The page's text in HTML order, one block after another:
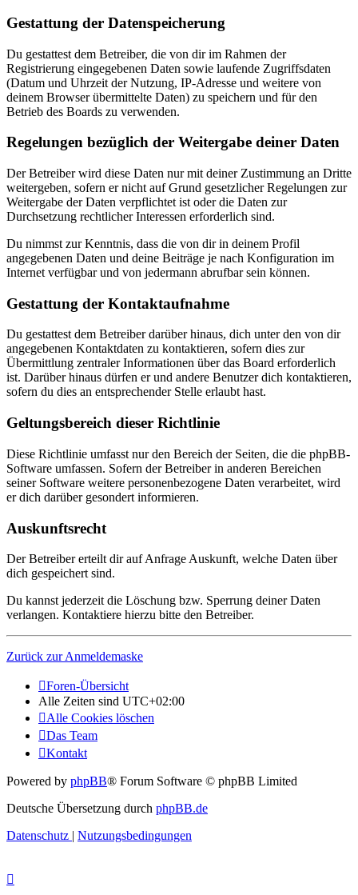
Gestattung der Datenspeicherung
Du gestattest dem Betreiber, die von dir im Rahmen der
Registrierung eingegebenen Daten sowie laufende Zugriffsdaten
(Datum und Uhrzeit der Nutzung, IP-Adresse und weitere von
deinem Browser übermittelte Daten) zu speichern und für den
Betrieb des Boards zu verwenden.
Regelungen bezüglich der Weitergabe deiner Daten
Der Betreiber wird diese Daten nur mit deiner Zustimmung an Dritte
weitergeben, sofern er nicht auf Grund gesetzlicher Regelungen zur
Weitergabe der Daten verpflichtet ist oder die Daten zur
Durchsetzung rechtlicher Interessen erforderlich sind.
Du nimmst zur Kenntnis, dass die von dir in deinem Profil
angegebenen Daten und deine Beiträge je nach Konfiguration im
Internet verfügbar und von jedermann abrufbar sein können.
Gestattung der Kontaktaufnahme
Du gestattest dem Betreiber darüber hinaus, dich unter den von dir
angegebenen Kontaktdaten zu kontaktieren, sofern dies zur
Übermittlung zentraler Informationen über das Board erforderlich
ist. Darüber hinaus dürfen er und andere Benutzer dich kontaktieren,
sofern du dies an entsprechender Stelle erlaubt hast.
Geltungsbereich dieser Richtlinie
Diese Richtlinie umfasst nur den Bereich der Seiten, die die phpBB-
Software umfassen. Sofern der Betreiber in anderen Bereichen
seiner Software weitere personenbezogene Daten verarbeitet, wird
er dich darüber gesondert informieren.
Auskunftsrecht
Der Betreiber erteilt dir auf Anfrage Auskunft, welche Daten über
dich gespeichert sind.
Du kannst jederzeit die Löschung bzw. Sperrung deiner Daten
verlangen. Kontaktiere hierzu bitte den Betreiber.
Zurück zur Anmeldemaske
Foren-Übersicht
Alle Zeiten sind UTC+02:00
Alle Cookies löschen
Das Team
Kontakt
Powered by phpBB® Forum Software © phpBB Limited
Deutsche Übersetzung durch phpBB.de
Datenschutz | Nutzungsbedingungen